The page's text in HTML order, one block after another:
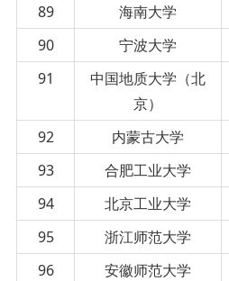
89
海南大学
90
宁波大学
91
中国地质大学（北
京）
92 内蒙古大学
93
合肥工业大学
94
北京工业大学
95
浙江师范大学
96
安徽师范大学